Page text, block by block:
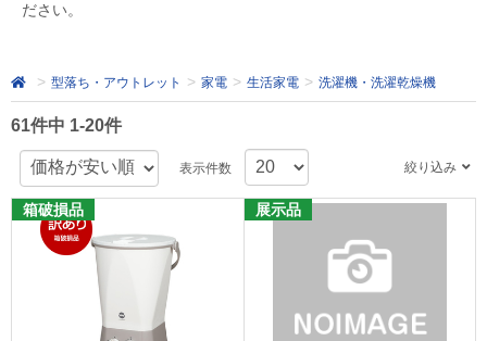
ださい。
型落ち・アウトレット 家電 生活家電 洗濯機・洗濯乾燥機
61件中 1-20件
表示件数 絞り込み
箱破損品 展示品